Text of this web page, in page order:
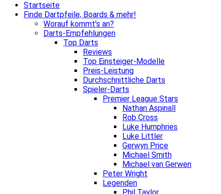
Startseite
Finde Dartpfeile, Boards & mehr!
Worauf kommt’s an?
Darts-Empfehlungen
Top Darts
Reviews
Top Einsteiger-Modelle
Preis-Leistung
Durchschnittliche Darts
Spieler-Darts
Premier League Stars
Nathan Aspinall
Rob Cross
Luke Humphries
Luke Littler
Gerwyn Price
Michael Smith
Michael van Gerwen
Peter Wright
Legenden